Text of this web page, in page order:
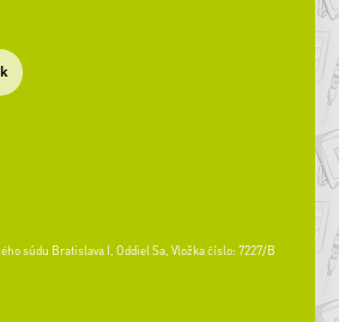
súdu Bratislava I, Oddiel Sa, Vložka číslo: 7227/B